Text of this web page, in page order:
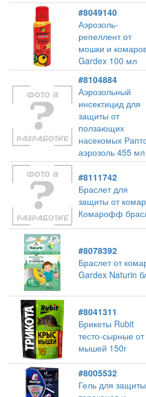
#8049140
Аэрозоль-
репеллент от
мошки и
Gardex 100 мл
#8104884
Аэрозольный
инсектицид для
защиты от
ползающих
насекомых
аэрозоль 455 мл
#8111742
Браслет для
защиты от
Комарофф
#8078392
Браслет от
Gardex Naturin
#8041311
Брикеты Rubit
тесто-сырные от
мышей 150г
#8005532
Гель для